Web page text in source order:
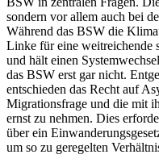
sondern vor allem auch bei
Während das BSW die
Linke für eine weitreichende
und hält einen
das BSW erst gar nicht.
entschieden das Recht auf
Migrationsfrage und die mit
ernst zu nehmen. Dies
über ein
um so zu geregelten